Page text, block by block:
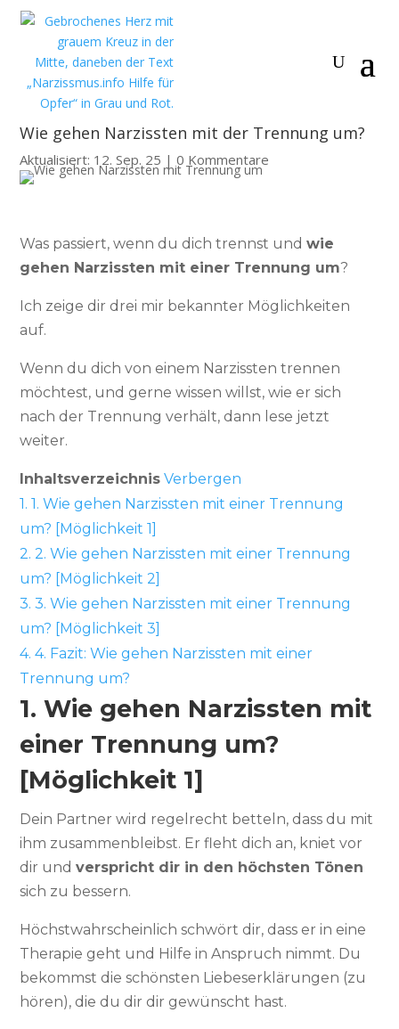
Wie gehen Narzissten mit der Trennung um?
Aktualisiert: 12. Sep. 25 |0 Kommentare
Was passiert, wenn du dich trennst undwie
gehen Narzissten mit einer Trennung um?
Ich zeige dir drei mir bekannter Möglichkeiten
auf.
Wenn du dich von einem Narzissten trennen
möchtest, und gerne wissen willst, wie er sich
nach der Trennung verhält, dann lese jetzt
weiter.
Inhaltsverzeichnis Verbergen
1. 1. Wie gehen Narzissten mit einer Trennung
um? [Möglichkeit 1]
2. 2. Wie gehen Narzissten mit einer Trennung
um? [Möglichkeit 2]
3. 3. Wie gehen Narzissten mit einer Trennung
um? [Möglichkeit 3]
4. 4. Fazit: Wie gehen Narzissten mit einer
Trennung um?
1. Wie gehen Narzissten mit
einer Trennung um?
[Möglichkeit 1]
Dein Partner wird regelrecht betteln, dass du mit
ihm zusammenbleibst. Er fleht dich an, kniet vor
dir undverspricht dir in den höchsten Tönen
sich zu bessern.
Höchstwahrscheinlich schwört dir, dass er in eine
Therapie geht und Hilfe in Anspruch nimmt. Du
bekommst die schönsten Liebeserklärungen (zu
hören), die du dir dir gewünscht hast.